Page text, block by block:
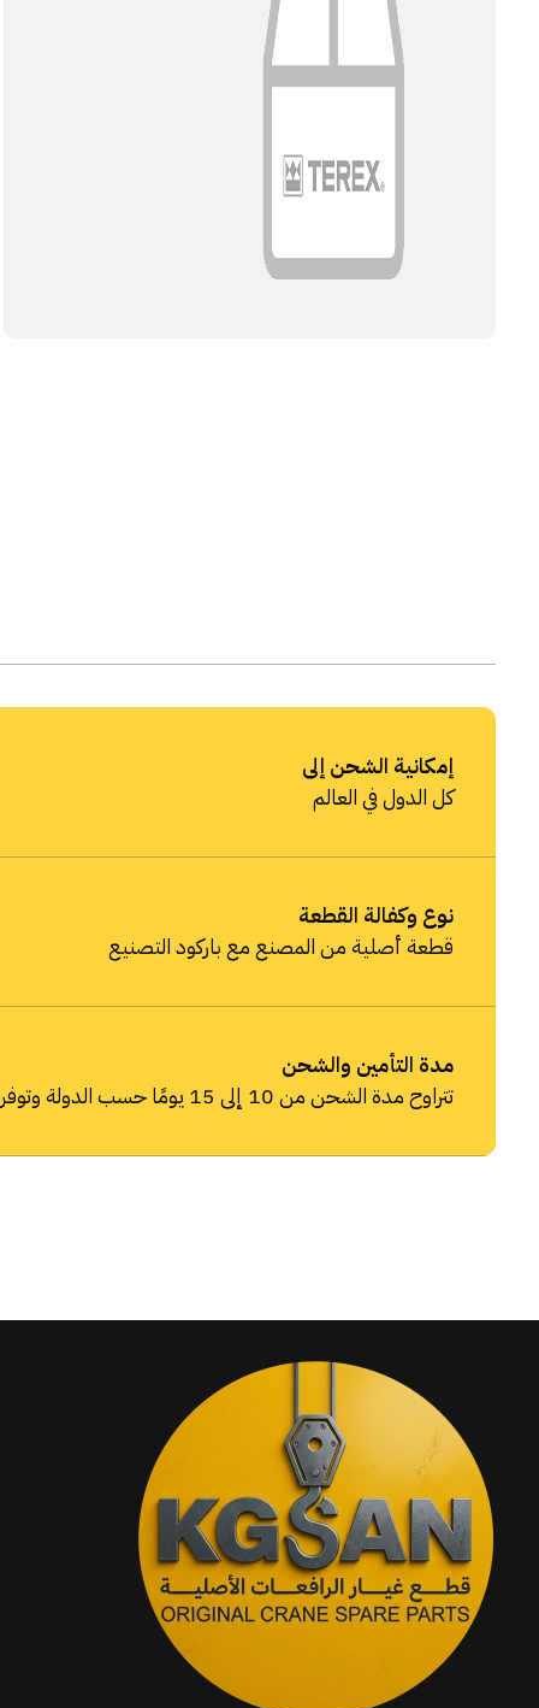
إمكانية الشحن إلى
كل الدول في العالم
نوع وكفالة القطعة
قطعة أصلية من المصنع مع باركود التصنيع
مدة التأمين والشحن
تتراوح مدة الشحن من 10 إلى 15 يومًا حسب الدولة وتوفر شركات الشحن